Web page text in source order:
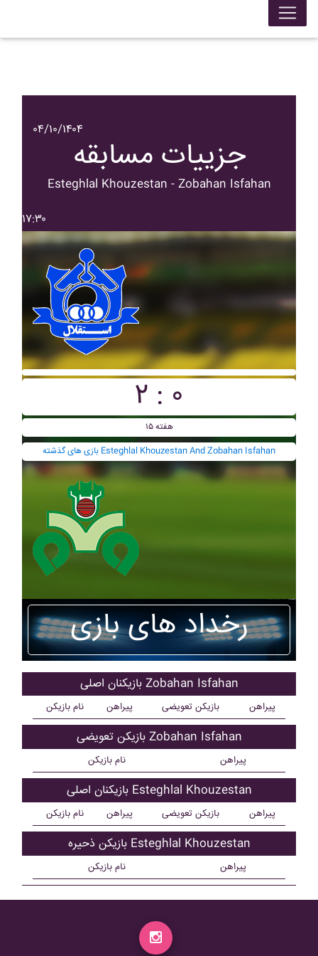
۰۴/۱۰/۱۴۰۴
جزییات مسابقه
Esteghlal Khouzestan - Zobahan Isfahan
۱۷:۳۰
۲ : ۰
هفته ۱۵
بازی های گذشته Esteghlal Khouzestan And Zobahan Isfahan
رخداد های بازی
بازیکنان اصلی Zobahan Isfahan
نام بازیکن پیراهن بازیکن تعویضی پیراهن
بازیکن تعویضی Zobahan Isfahan
نام بازیکن پیراهن
بازیکنان اصلی Esteghlal Khouzestan
نام بازیکن پیراهن بازیکن تعویضی پیراهن
بازیکن ذحیره Esteghlal Khouzestan
نام بازیکن پیراهن